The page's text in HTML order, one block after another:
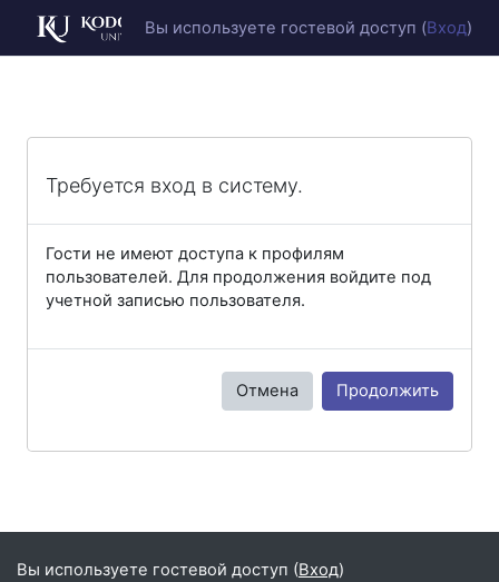
Вы используете гостевой доступ (Вход)
Требуется вход в систему.
Гости не имеют доступа к профилям
пользователей. Для продолжения войдите под
учетной записью пользователя.
Отмена Продолжить
Дополнительные блоки
Вы используете гостевой доступ (Вход)